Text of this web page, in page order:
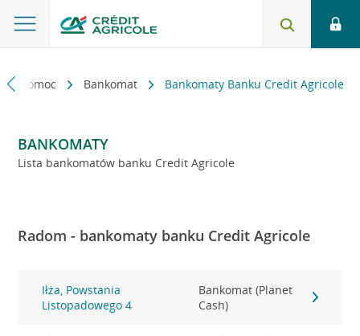
i pomoc Bankomat Bankomaty Banku Credit Agricole
BANKOMATY
Lista bankomatów banku Credit Agricole
Radom - bankomaty banku Credit Agricole
Iłża, Powstania
Listopadowego 4
Bankomat (Planet
Cash)